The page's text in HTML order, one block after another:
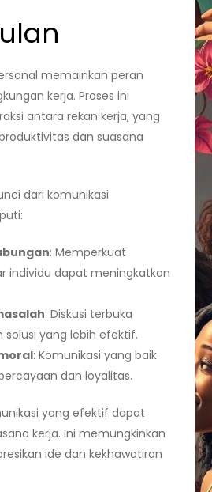
memainkan peran
kerja. Proses ini
antara rekan kerja, yang
dan suasana
dari komunikasi
: Memperkuat
individu dapat meningkatkan
: Diskusi terbuka
solusi yang lebih efektif.
: Komunikasi yang baik
dan loyalitas.
yang efektif dapat
kerja. Ini memungkinkan
ide dan kekhawatiran